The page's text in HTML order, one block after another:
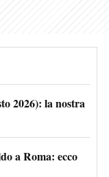
2026): la nostra
a Roma: ecco